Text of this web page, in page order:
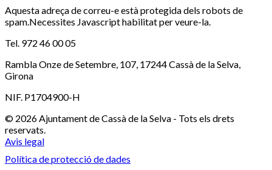
Aquesta adreça de correu-e està protegida dels robots de
spam.Necessites Javascript habilitat per veure-la.
Tel. 972 46 00 05
Rambla Onze de Setembre, 107, 17244 Cassà de la Selva,
Girona
NIF. P1704900-H
© 2026 Ajuntament de Cassà de la Selva - Tots els drets
reservats.
Avis legal
Política de protecció de dades